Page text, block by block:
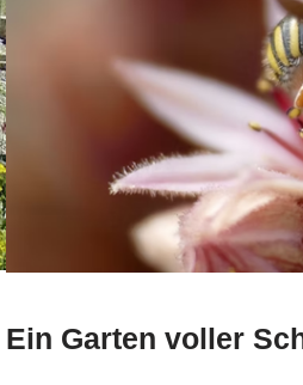
Ein Garten voller